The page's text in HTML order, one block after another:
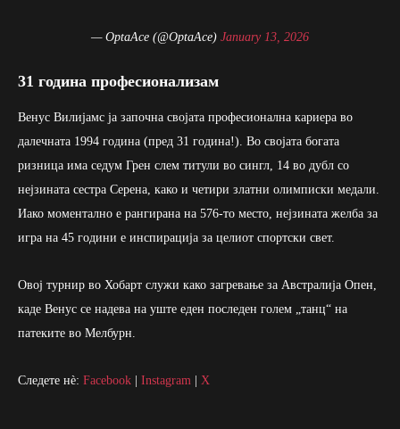
— OptaAce (@OptaAce) January 13, 2026
31 година професионализам
Венус Вилијамс ја започна својата професионална кариера во
далечната 1994 година (пред 31 година!). Во својата богата
ризница има седум Грен слем титули во сингл, 14 во дубл со
нејзината сестра Серена, како и четири златни олимписки медали.
Иако моментално е рангирана на 576-то место, нејзината желба за
игра на 45 години е инспирација за целиот спортски свет.
Овој турнир во Хобарт служи како загревање за Австралија Опен,
каде Венус се надева на уште еден последен голем „танц“ на
патеките во Мелбурн.
Следете нè: Facebook Instagram X